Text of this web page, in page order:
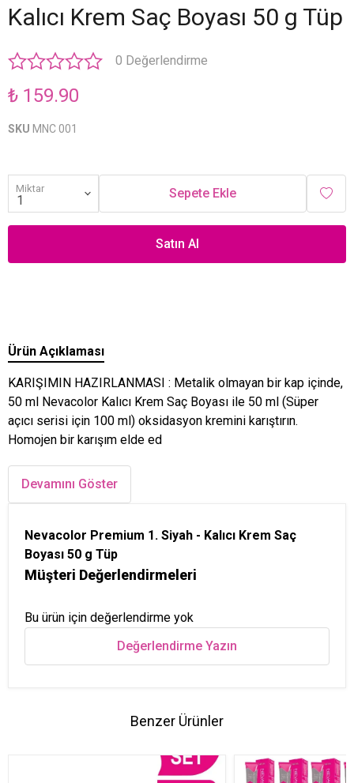
Kalıcı Krem Saç Boyası 50 g Tüp
0 Değerlendirme
₺ 159.90
SKU MNC 001
Miktar Sepete Ekle
Satın Al
Ürün Açıklaması
KARIŞIMIN HAZIRLANMASI : Metalik olmayan bir kap içinde,
50 ml Nevacolor Kalıcı Krem Saç Boyası ile 50 ml (Süper
açıcı serisi için 100 ml) oksidasyon kremini karıştırın.
Homojen bir karışım elde ed
Devamını Göster
Nevacolor Premium 1. Siyah - Kalıcı Krem Saç
Boyası 50 g Tüp
Müşteri Değerlendirmeleri
Bu ürün için değerlendirme yok
Değerlendirme Yazın
Benzer Ürünler